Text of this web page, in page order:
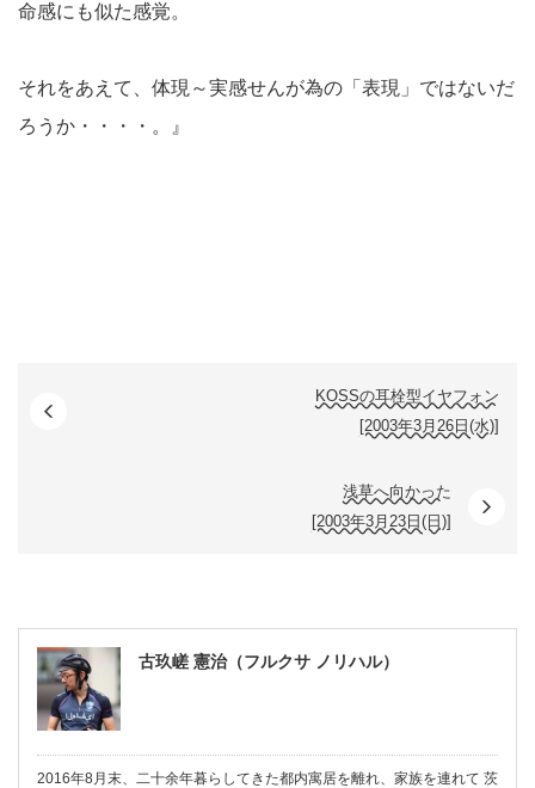
命感にも似た感覚。
それをあえて、体現～実感せんが為の「表現」ではないだ
ろうか・・・・。』
KOSSの耳栓型イヤフォン
[2003年3月26日(水)]
浅草へ向かった
[2003年3月23日(日)]
古玖嵯 憲治（フルクサ ノリハル）
2016年8月末、二十余年暮らしてきた都内寓居を離れ、家族を連れて 茨